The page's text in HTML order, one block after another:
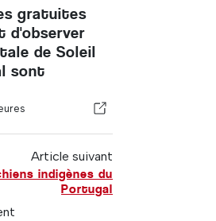
gratuites
d'observer
de Soleil
sont
Article suivant
indigènes du
Portugal